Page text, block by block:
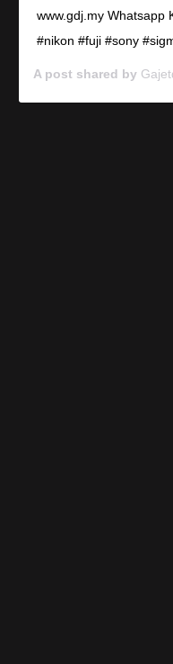
www.gdj.my Whatsapp
#nikon #fuji #sony
A post shared by